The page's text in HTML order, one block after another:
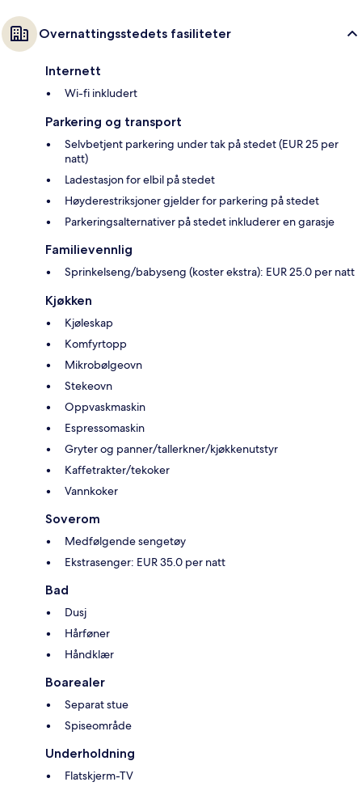
Overnattingsstedets fasiliteter
Internett
Wi-fi inkludert
Parkering og transport
Selvbetjent parkering under tak på stedet (EUR 25 per
natt)
Ladestasjon for elbil på stedet
Høyderestriksjoner gjelder for parkering på stedet
Parkeringsalternativer på stedet inkluderer en garasje
Familievennlig
Sprinkelseng/babyseng (koster ekstra): EUR 25.0 per natt
Kjøkken
Kjøleskap
Komfyrtopp
Mikrobølgeovn
Stekeovn
Oppvaskmaskin
Espressomaskin
Gryter og panner/tallerkner/kjøkkenutstyr
Kaffetrakter/tekoker
Vannkoker
Soverom
Medfølgende sengetøy
Ekstrasenger: EUR 35.0 per natt
Bad
Dusj
Hårføner
Håndklær
Boarealer
Separat stue
Spiseområde
Underholdning
Flatskjerm-TV